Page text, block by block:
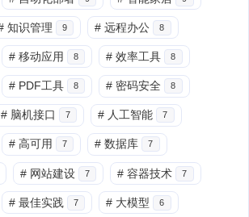
知识管理 9 # 远程办公 8
# 移动应用 8 # 效率工具 8
# PDF工具 8 # 密码安全 8
# 脑机接口 7 # 人工智能 7
# 高可用 7 # 数据库 7
# 网站建设 7 # 容器技术 7
# 最佳实践 7 # 大模型 6